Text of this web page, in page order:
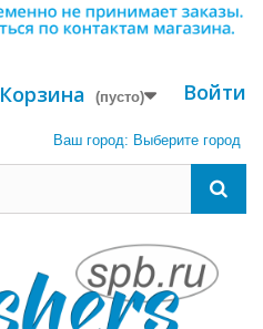
Войти
Корзина (пусто)
Ваш город: Выберите город